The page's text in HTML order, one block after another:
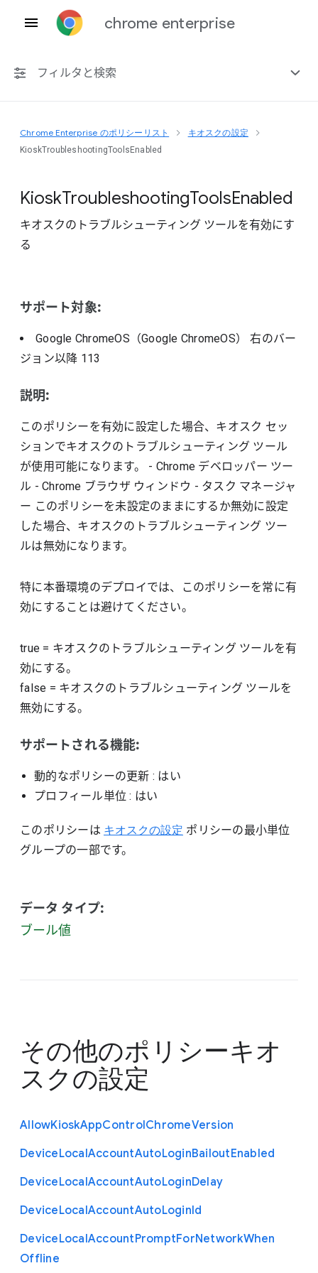
chrome enterprise
フィルタと検索
プラットフォーム共通
Chrome Enterprise のポリシーリスト キオスクの設定
KioskTroubleshootingToolsEnabled
KioskTroubleshootingToolsEnabled
キオスクのトラブルシューティング ツールを有効にす
る
サポート対象:
Google ChromeOS（Google ChromeOS）右のバー
ジョン以降 113
説明:
このポリシーを有効に設定した場合、キオスク セッ
ションでキオスクのトラブルシューティング ツール
が使用可能になります。 - Chrome デベロッパー ツー
ル - Chrome ブラウザ ウィンドウ - タスク マネージャ
ー このポリシーを未設定のままにするか無効に設定
した場合、キオスクのトラブルシューティング ツー
ルは無効になります。
特に本番環境のデプロイでは、このポリシーを常に有
効にすることは避けてください。
true = キオスクのトラブルシューティング ツールを有
効にする。
false = キオスクのトラブルシューティング ツールを
無効にする。
サポートされる機能:
動的なポリシーの更新 : はい
プロフィール単位 : はい
このポリシーは キオスクの設定 ポリシーの最小単位
グループの一部です。
データ タイプ:
ブール値
その他のポリシーキオ
スクの設定
AllowKioskAppControlChromeVersion
DeviceLocalAccountAutoLoginBailoutEnabled
DeviceLocalAccountAutoLoginDelay
DeviceLocalAccountAutoLoginId
DeviceLocalAccountPromptForNetworkWhen
Offline